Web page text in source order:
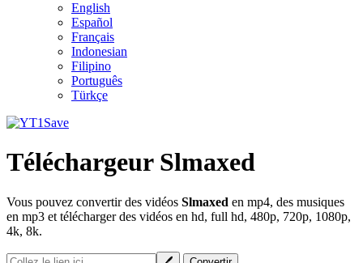
English
Español
Français
Indonesian
Filipino
Português
Türkçe
Téléchargeur Slmaxed
Vous pouvez convertir des vidéos Slmaxed en mp4, des musiques
en mp3 et télécharger des vidéos en hd, full hd, 480p, 720p, 1080p,
4k, 8k.